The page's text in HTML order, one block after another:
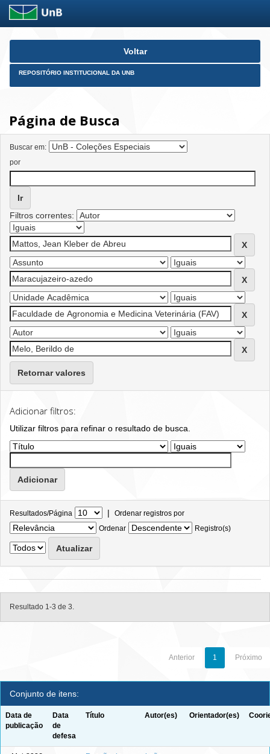
Skip
Voltar
REPOSITÓRIO INSTITUCIONAL DA UNB
Página de Busca
Buscar em:
por
Filtros correntes:
Retornar valores
Adicionar filtros:
Utilizar filtros para refinar o resultado de busca.
Resultados/Página | Ordenar registros por
Ordenar
Registro(s)
Resultado 1-3 de 3.
Anterior 1 Próximo
Conjunto de itens:
Data de
publicação
Data
de
defesa
Título Autor(es) Orientador(es)